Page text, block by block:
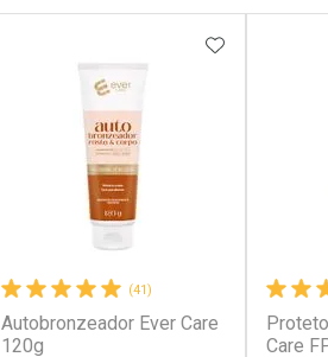
Ativar Desconto
(41)
Autobronzeador Ever Care
120g
ADICIONAR
Care